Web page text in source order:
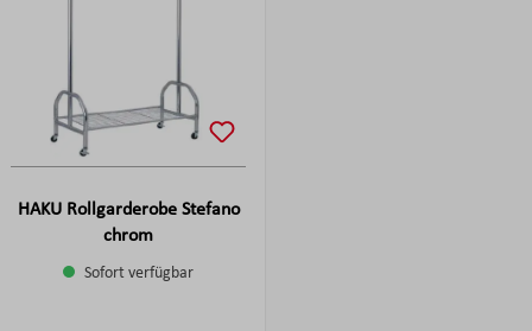
HAKU Rollgarderobe Stefano
chrom
Sofort verfügbar